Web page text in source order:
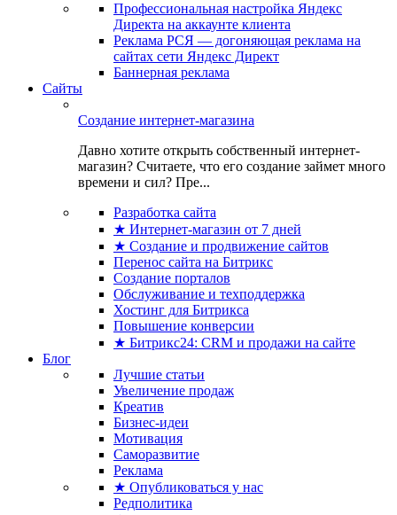
Профессиональная настройка Яндекс
Директа на аккаунте клиента
Реклама РСЯ — догоняющая реклама на
сайтах сети Яндекс Директ
Баннерная реклама
Сайты
Создание интернет-магазина
Давно хотите открыть собственный интернет-
магазин? Считаете, что его создание займет много
времени и сил? Пре...
Разработка сайта
★ Интернет-магазин от 7 дней
★ Создание и продвижение сайтов
Перенос сайта на Битрикс
Создание порталов
Обслуживание и техподдержка
Хостинг для Битрикса
Повышение конверсии
★ Битрикс24: CRM и продажи на сайте
Блог
Лучшие статьи
Увеличение продаж
Креатив
Бизнес-идеи
Мотивация
Саморазвитие
Реклама
★ Опубликоваться у нас
Редполитика